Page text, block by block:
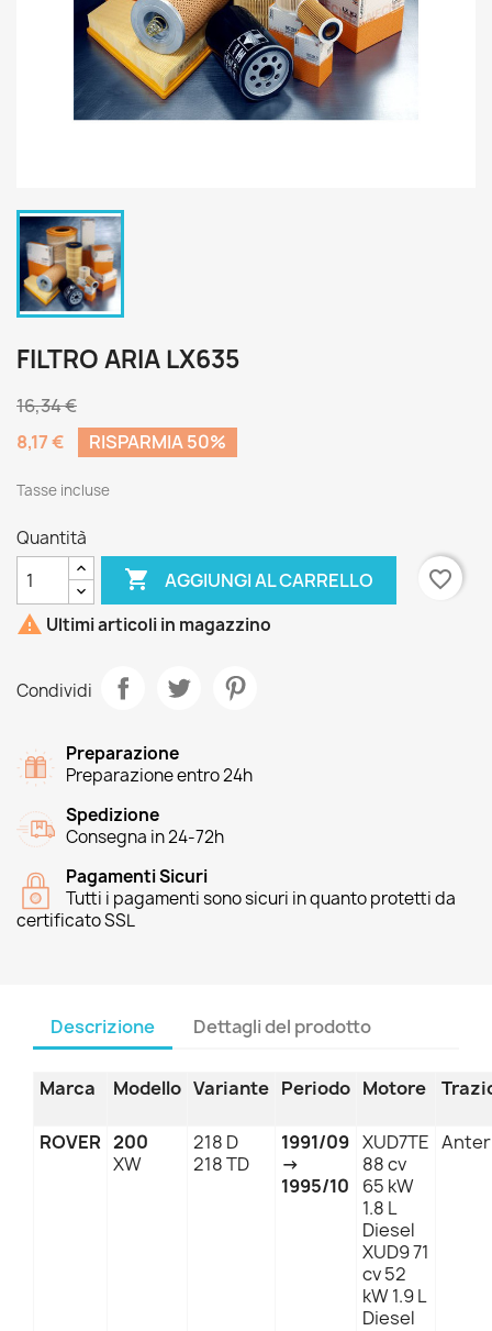
FILTRO ARIA LX635
16,34 €
8,17 €
RISPARMIA 50%
Tasse incluse
Quantità
 AGGIUNGI AL CARRELLO
favorite_border
 Ultimi articoli in magazzino
Condividi
Preparazione
Preparazione entro 24h
Spedizione
Consegna in 24-72h
Pagamenti Sicuri
Tutti i pagamenti sono sicuri in quanto protetti da
certificato SSL
Descrizione Dettagli del prodotto
Marca Modello Variante Periodo Motore
ROVER 200
XW
218 D
218 TD
1991/09
→
1995/10
XUD7TE
88 cv
65 kW
1.8 L
Diesel
XUD9 71
cv 52
kW 1.9 L
Diesel